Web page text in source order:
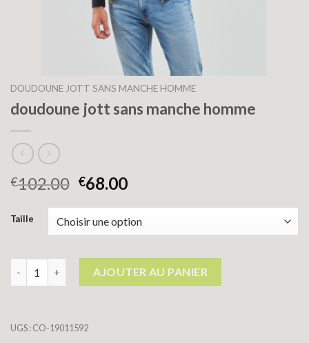
DOUDOUNE JOTT SANS MANCHE HOMME
doudoune jott sans manche homme
€102.00 €68.00
Taille
quantité de doudoune jott sans manche homme
AJOUTER AU PANIER
UGS :CO-19011592